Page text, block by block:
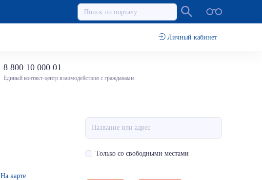
Личный кабинет
8 800 10 000 01
Единый контакт-центр взаимодействия с гражданами
На карте
Только со свободными местами